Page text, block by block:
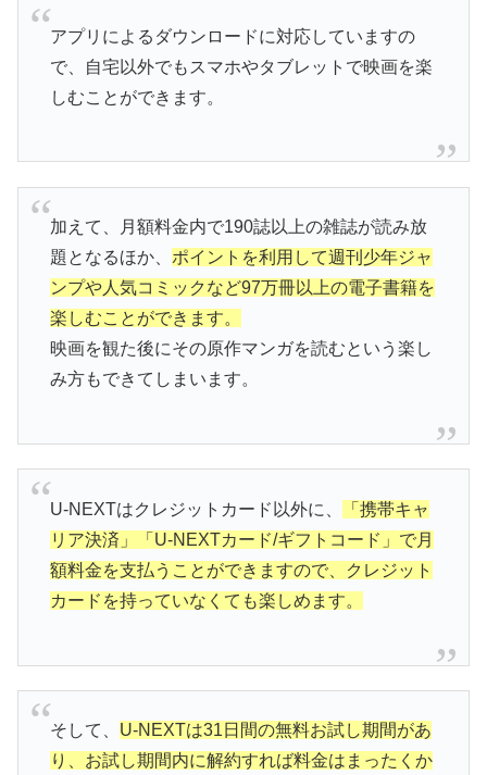
アプリによるダウンロードに対応していますの
で、自宅以外でもスマホやタブレットで映画を楽
しむことができます。
加えて、月額料金内で190誌以上の雑誌が読み放
題となるほか、 ポイントを利用して週刊少年ジャ
ンプや人気コミックなど97万冊以上の電子書籍を
楽しむことができます。
映画を観た後にその原作マンガを読むという楽し
み方もできてしまいます。
U-NEXTはクレジットカード以外に、
「携帯キャ
リア決済」「U-NEXTカード/ギフトコード」で月
額料金を支払うことができますので、クレジット
カードを持っていなくても楽しめます。
そして、 U-NEXTは31日間の無料お試し期間があ
り、お試し期間内に解約すれば料金はまったくか